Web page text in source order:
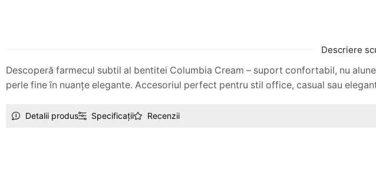
Descriere
Descoperă farmecul subtil al bentitei Columbia Cream – suport confortabil, nu
perle fine în nuanțe elegante. Accesoriul perfect pentru stil office, casual sau
Detalii produs Specificații Recenzii